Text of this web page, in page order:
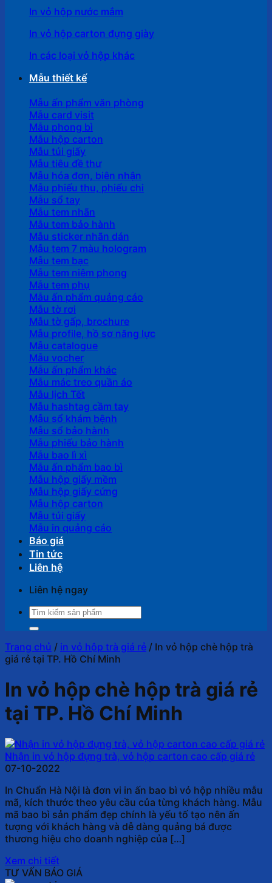
In vỏ hộp nước mắm
In vỏ hộp carton đựng giày
In các loại vỏ hộp khác
Mẫu thiết kế
Mẫu ấn phẩm văn phòng
Mẫu card visit
Mẫu phong bì
Mẫu hộp carton
Mẫu túi giấy
Mẫu tiêu đề thư
Mẫu hóa đơn, biên nhận
Mẫu phiếu thu, phiếu chi
Mẫu sổ tay
Mẫu tem nhãn
Mẫu tem bảo hành
Mẫu sticker nhãn dán
Mẫu tem 7 màu hologram
Mẫu tem bạc
Mẫu tem niêm phong
Mẫu tem phụ
Mẫu ấn phẩm quảng cáo
Mẫu tờ rơi
Mẫu tờ gấp, brochure
Mẫu profile, hồ sơ năng lực
Mẫu catalogue
Mẫu vocher
Mẫu ấn phẩm khác
Mẫu mác treo quần áo
Mẫu lịch Tết
Mẫu hashtag cầm tay
Mẫu sổ khám bệnh
Mẫu sổ bảo hành
Mẫu phiếu bảo hành
Mẫu bao lì xì
Mẫu ấn phẩm bao bì
Mẫu hộp giấy mềm
Mẫu hộp giấy cứng
Mẫu hộp carton
Mẫu túi giấy
Mẫu in quảng cáo
Báo giá
Tin tức
Liên hệ
Liên hệ ngay
Tìm
kiếm:
Trang chủ / in vỏ hộp trà giá rẻ / In vỏ hộp chè hộp trà
giá rẻ tại TP. Hồ Chí Minh
In vỏ hộp chè hộp trà giá rẻ
tại TP. Hồ Chí Minh
Nhận in vỏ hộp đựng trà, vỏ hộp carton cao cấp giá rẻ
07-10-2022
In Chuẩn Hà Nội là đơn vi in ấn bao bì vỏ hộp nhiều mẫu
mã, kích thước theo yêu cầu của từng khách hàng. Mẫu
mã bao bì sản phẩm đẹp chính là yếu tố tạo nên ấn
tượng với khách hàng và dễ dàng quảng bá được
thương hiệu cho doanh nghiệp của […]
Xem chi tiết
TƯ VẤN BÁO GIÁ